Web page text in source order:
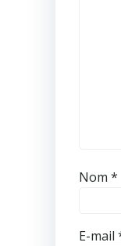
Nom *
E-mail